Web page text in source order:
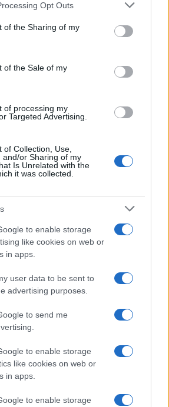
Opt Outs
of the Sharing of my
of the Sale of my
of processing my
Targeted Advertising.
of Collection, Use,
and/or Sharing of my
Is Unrelated with the
it was collected.
to enable storage
like cookies on web or
in apps.
user data to be sent to
advertising purposes.
to send me
to enable storage
like cookies on web or
in apps.
to enable storage
del mondo e l’esportatore
ha aumentato la ricchezza
della nazione. La loro vasta
dei consumatori e il
il fuoco demografico.
cifre dal 2000 al 2010 è ora
era e tende a diminuire.
di persone per la crescita
stanno
in particolare il debito, è
utilizzato e, in molti casi, non
della Cina. All’improvviso,